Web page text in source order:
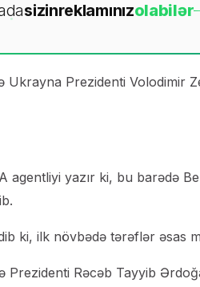
sizinreklamınızolabilər
Ukrayna Prezidenti Volodimir
agentliyi yazır ki, bu barədə
ki, ilk növbədə tərəflər əsas
Prezidenti Rəcəb Tayyib